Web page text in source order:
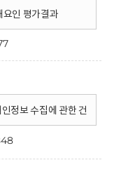
요인 평가결과
정보 수집에 관한 건